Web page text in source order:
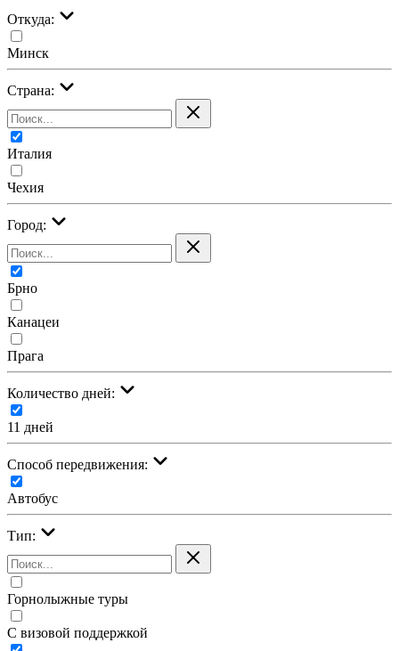
Откуда:
Минск
Страна:
Италия
Чехия
Город:
Брно
Канацеи
Прага
Количество дней:
11 дней
Cпособ передвижения:
Автобус
Тип:
Горнолыжные туры
С визовой поддержкой